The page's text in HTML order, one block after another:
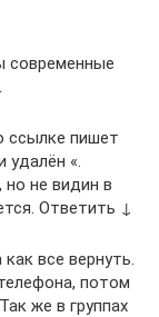
современные
ссылке пишет
удалён «.
не видин в
Ответить ↓
все вернуть.
потом
же в группах